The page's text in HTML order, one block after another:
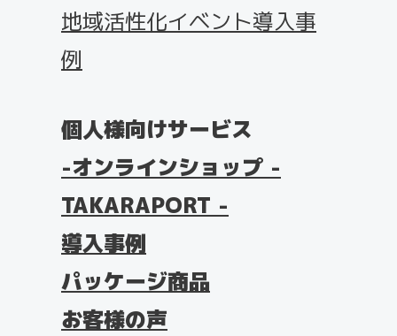
地域活性化イベント導入事
例
個人様向けサービス
オンラインショップ -
TAKARAPORT -
導入事例
パッケージ商品
お客様の声